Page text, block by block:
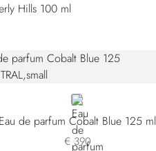
Hills 100 ml
NEUTRAL
Eau de parfum Cobalt Blue 125 ml
€ 390